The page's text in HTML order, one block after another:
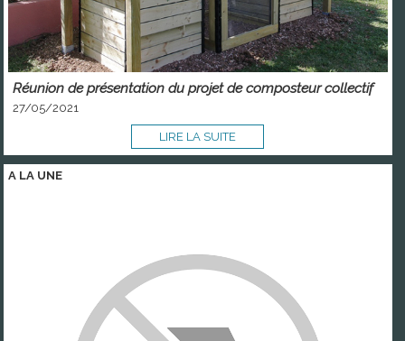
Réunion de présentation du projet de composteur collectif
27/05/2021
LIRE LA SUITE
A LA UNE